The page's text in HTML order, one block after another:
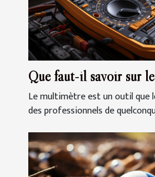
Que faut-il savoir sur
Le multimètre est un outil que
des professionnels de